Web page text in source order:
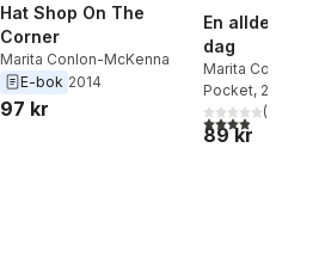
Hat Shop On The
Corner
Marita Conlon-McKenna
E-bok 2014
97 kr
En alldeles
dag
Marita Conlon-
Pocket, 2019
3,9utav 5(
89 kr